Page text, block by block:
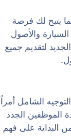
يتيح لك فرصة
والأصول
لتقديم جميع
الشامل أمراً
الموظفين الجدد
البداية على فهم